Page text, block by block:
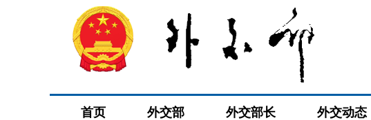
首页 外交部 外交部长 外交动态